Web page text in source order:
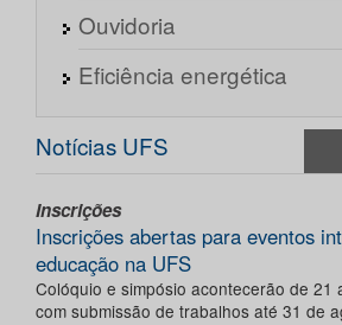
Ouvidoria
Eficiência energética
Notícias UFS
Inscrições
Inscrições abertas para eventos
educação na UFS
Colóquio e simpósio acontecerão de 21
com submissão de trabalhos até 31 de